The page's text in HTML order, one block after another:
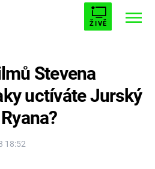
ŽIVĚ
AVENGERS 5
18:52
Stevena
uctíváte Jurský